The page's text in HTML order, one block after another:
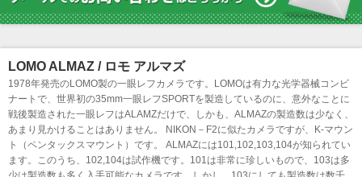
LOMO ALMAZ / ロモ アルマズ
1978年発売のLOMO製の一眼レフカメラです。LOMOは有力な光学器械コンビ
ナートで、世界初の35mm一眼レフSPORTを製造しているのに、意外なことに
戦後製造された一眼レフはALAMZだけで、しかも、ALMAZの製造数は少なく、
あまり見かけることはありません。 NIKON－F2に似たカメラですが、K-マウン
ト（ペンタックスマウント）です。 ALMAZには101,102,103,104が知られてい
ます。このうち、102,104は試作機です。101は非常に珍しいもので、103は多